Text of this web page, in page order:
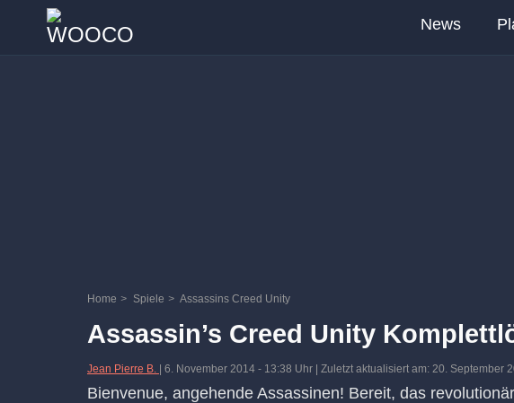
News
Home > Spiele > Assassins Creed Unity
Assassin’s Creed Unity
Jean Pierre B. 6. November 2014 - 13:38 Uhr | Zuletzt aktualisiert am: 20. September
Bienvenue, angehende Assassinen! Bereit, das